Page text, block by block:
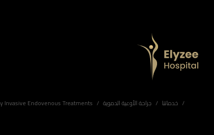
خدماتنا جراحة الأوعية الدموية Invasive Endovenous Treatments